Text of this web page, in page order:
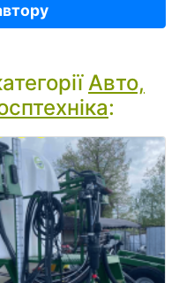
Авто,
: